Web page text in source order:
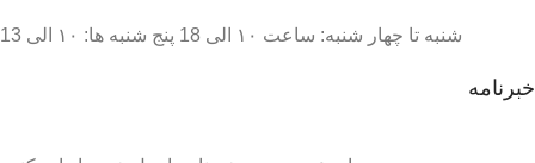
شنبه تا چهار شنبه: ساعت ۱۰ الی 18 پنج شنبه ها: ۱۰ الی 13
خبرنامه